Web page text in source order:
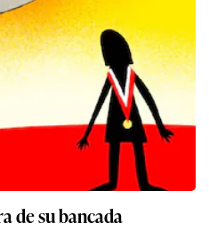
de su bancada